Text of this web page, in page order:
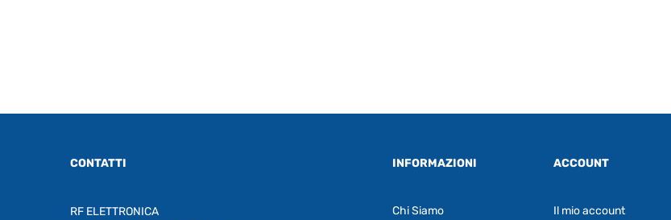
CONTATTI
RF ELETTRONICA
INFORMAZIONI
Chi Siamo
ACCOUNT
Il mio account